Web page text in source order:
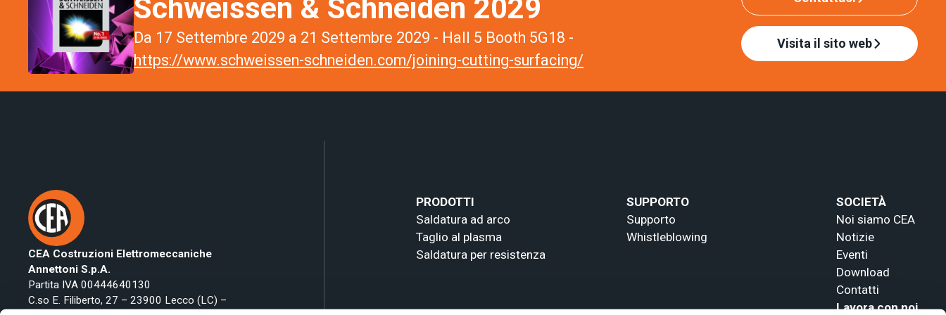
Schweissen & Schneiden 2029
Da 17 Settembre 2029 a 21 Settembre 2029 - Hall 5 Booth 5G18 -
https://www.schweissen-schneiden.com/joining-cutting-surfacing/
Visita il sito web
CEA Costruzioni Elettromeccaniche
Annettoni S.p.A.
Partita IVA 00444640130
C.so E. Filiberto, 27 – 23900 Lecco (LC) –
PRODOTTI
Saldatura ad arco
Taglio al plasma
Saldatura per resistenza
SUPPORTO
Supporto
Whistleblowing
SOCIETÀ
Noi siamo CEA
Notizie
Eventi
Download
Contatti
Lavora con noi